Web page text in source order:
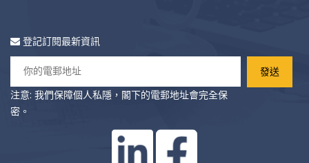
登記訂閱最新資訊
注意: 我們保障個人私隱，閣下的電郵地址會完全保
密。